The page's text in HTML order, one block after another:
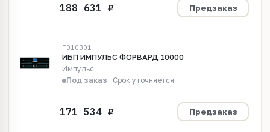
Предзаказ
FD10301
ИБП ИМПУЛЬС ФОРВАРД 10000
Импульс
Под заказ
Срок уточняется
Предзаказ